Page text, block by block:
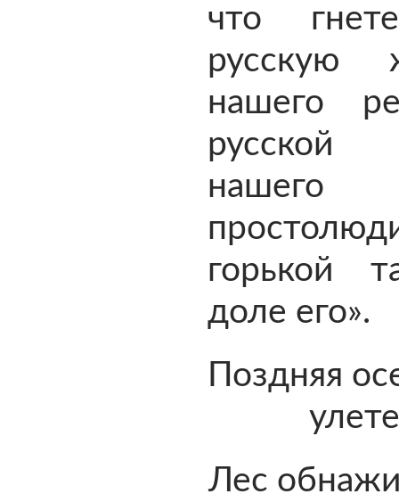
что
русскую
нашего
нашего
горькой
доле его».
Поздняя
Лес